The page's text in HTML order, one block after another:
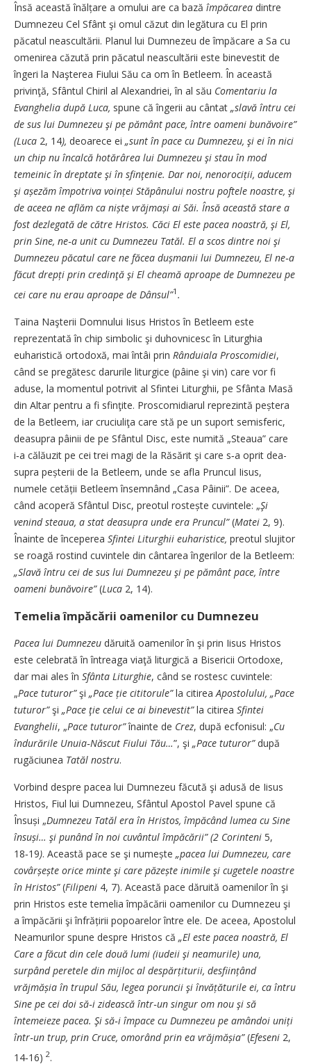
Însă această înălțare a omului are ca bază împăcarea dintre
Dumnezeu Cel Sfânt şi omul căzut din legătura cu El prin
păcatul neascultării. Planul lui Dumnezeu de împăcare a Sa cu
omenirea căzută prin păcatul neascultării este binevestit de
îngeri la Naşterea Fiului Său ca om în Betleem. În această
privinţă, Sfântul Chiril al Alexandriei, în al său Comentariu la
Evanghelia după Luca, spune că îngerii au cântat „slavă întru cei
de sus lui Dumnezeu şi pe pământ pace, între oameni bunăvoire”
(Luca 2, 14), deoarece ei „sunt în pace cu Dumnezeu, şi ei în nici
un chip nu încalcă hotărârea lui Dumnezeu şi stau în mod
temeinic în dreptate şi în sfinţenie. Dar noi, nenorociții, aducem
şi așezăm împotriva voinței Stăpânului nostru poftele noastre, şi
de aceea ne aflăm ca niște vrăjmași ai Săi. Însă această stare a
fost dezlegată de către Hristos. Căci El este pacea noastră, şi El,
prin Sine, ne‑a unit cu Dumnezeu Tatăl. El a scos dintre noi şi
Dumnezeu păcatul care ne făcea dușmanii lui Dumnezeu, El ne‑a
făcut drepți prin credinţă şi El cheamă aproape de Dumnezeu pe
cei care nu erau aproape de Dânsul”1 .
Taina Naşterii Domnului Iisus Hristos în Betleem este
reprezentată în chip simbolic şi duhovnicesc în Liturghia
euharistică ortodoxă, mai întâi prin Rânduiala Proscomidiei,
când se pregătesc darurile liturgice (pâine şi vin) care vor fi
aduse, la momentul potrivit al Sfintei Liturghii, pe Sfânta Masă
din Altar pentru a fi sfinţite. Proscomidiarul reprezintă peștera
de la Betleem, iar cruciuliţa care stă pe un suport semisferic,
deasupra pâinii de pe Sfântul Disc, este numită „Steaua” care
i‑a călăuzit pe cei trei magi de la Răsărit şi care s‑a oprit dea­
supra peșterii de la Betleem, unde se afla Pruncul Iisus,
numele cetății Betleem însemnând „Casa Pâinii”. De aceea,
când acoperă Sfântul Disc, preotul rostește cuvintele: „Şi
venind steaua, a stat deasupra unde era Pruncul”(Matei 2, 9).
Îna­inte de începerea Sfintei Liturghii euharistice, preotul slujitor
se roagă rostind cuvintele din cântarea îngerilor de la Betleem:
„Slavă întru cei de sus lui Dumnezeu şi pe pământ pace, între
oameni bunăvoire”(Luca 2, 14).
Temelia împăcării oamenilor cu Dumnezeu
Pacea lui Dumnezeu dăruită oamenilor în şi prin Iisus Hristos
este celebrată în întreaga viaţă liturgică a Bisericii Ortodoxe,
dar mai ales în Sfânta Liturghie, când se rostesc cuvintele:
„Pace tuturor”şi „Pace ție cititorule”la citirea Apostolului, „Pace
tuturor”şi „Pace ţie celui ce ai binevestit”la citirea Sfintei
Evanghelii, „Pace tuturor”îna­inte de Crez, după ecfonisul: „Cu
îndurările Unuia‑Născut Fiului Tău…”, şi „Pace tuturor”după
rugăciunea Tatăl nostru.
Vorbind despre pacea lui Dumnezeu făcută şi adusă de Iisus
Hristos, Fiul lui Dumnezeu, Sfântul Apostol Pavel spune că
Însuși „Dumnezeu Tatăl era în Hristos, împăcând lumea cu Sine
însuși… şi punând în noi cuvântul împăcării” (2 Corinteni 5,
18‑19). Această pace se şi numește „pacea lui Dumnezeu, care
covârșește orice minte şi care păzește inimile şi cugetele noastre
în Hristos”(Filipeni 4, 7). Această pace dăruită oamenilor în şi
prin Hristos este temelia împăcării oamenilor cu Dumnezeu şi
a împăcării şi înfrățirii popoarelor între ele. De aceea, Apostolul
Neamurilor spune despre Hristos că „El este pacea noastră, El
Care a făcut din cele două lumi (iudeii şi ­neamurile) una,
surpând peretele din mijloc al despărțiturii, desființând
vrăjmășia în trupul Său, legea poruncii şi învățăturile ei, ca întru
Sine pe cei doi să‑i zidească într‑un singur om nou şi să
întemeieze pacea. Şi să‑i împace cu Dumnezeu pe amândoi uniți
într‑un trup, prin Cruce, omorând prin ea vrăjmășia”(Efeseni 2,
14‑16) 2.